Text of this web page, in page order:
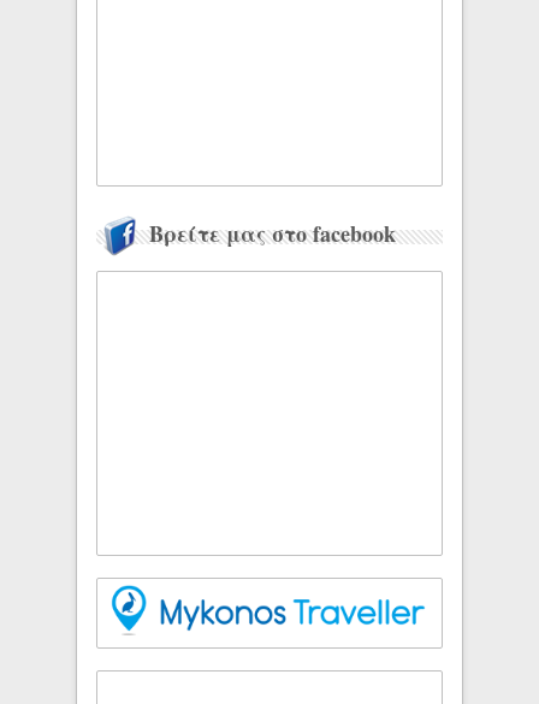
Βρείτε μας στο facebook